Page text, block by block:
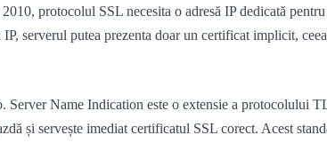
protocolul SSL necesita o adresă IP dedicată
serverul putea prezenta doar un certificat implicit,
Name Indication este o extensie a protocolului
și servește imediat certificatul SSL corect. Acest